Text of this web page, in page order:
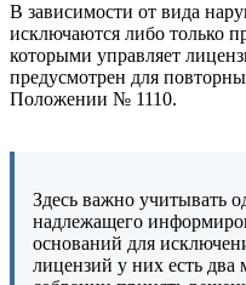
В зависимости от вида
исключаются либо только
которыми управляет
предусмотрен для
Положении № 1110.
Здесь важно учитывать
надлежащего
оснований для
лицензий у них есть